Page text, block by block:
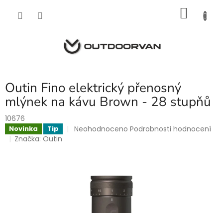
Outin Fino elektrický přenosný
mlýnek na kávu Brown - 28 stupňů
10676
Novinka Tip
Průměrné
hvězdiček.
Neohodnoceno Podrobnosti hodnocení
Značka:Outin